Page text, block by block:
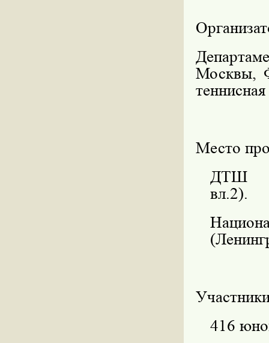
Москвы,
Место
ДТШ
вл.2).
416